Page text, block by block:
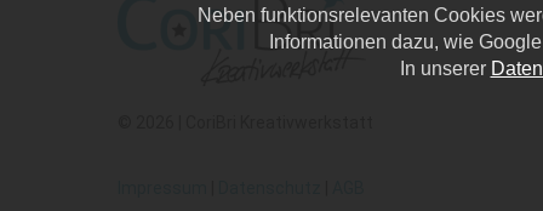
Neben funktionsrelevanten Cookies
Informationen dazu, wie
In unserer